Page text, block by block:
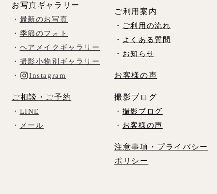
お写真ギャラリー
・ 最新のお写真
・ 季節のフォト
・ ヘアメイクギャラリー
・ 撮影小物別ギャラリー
・
Instagram
ご相談・ご予約
・ LINE
・
メール
ご利用案内
・
ご利用の流れ
・
よくある質問
・ お知らせ
お客様の声
撮影ブログ
・ 撮影ブログ
・ お客様の声
注意事項・プライバシー
ポリシー